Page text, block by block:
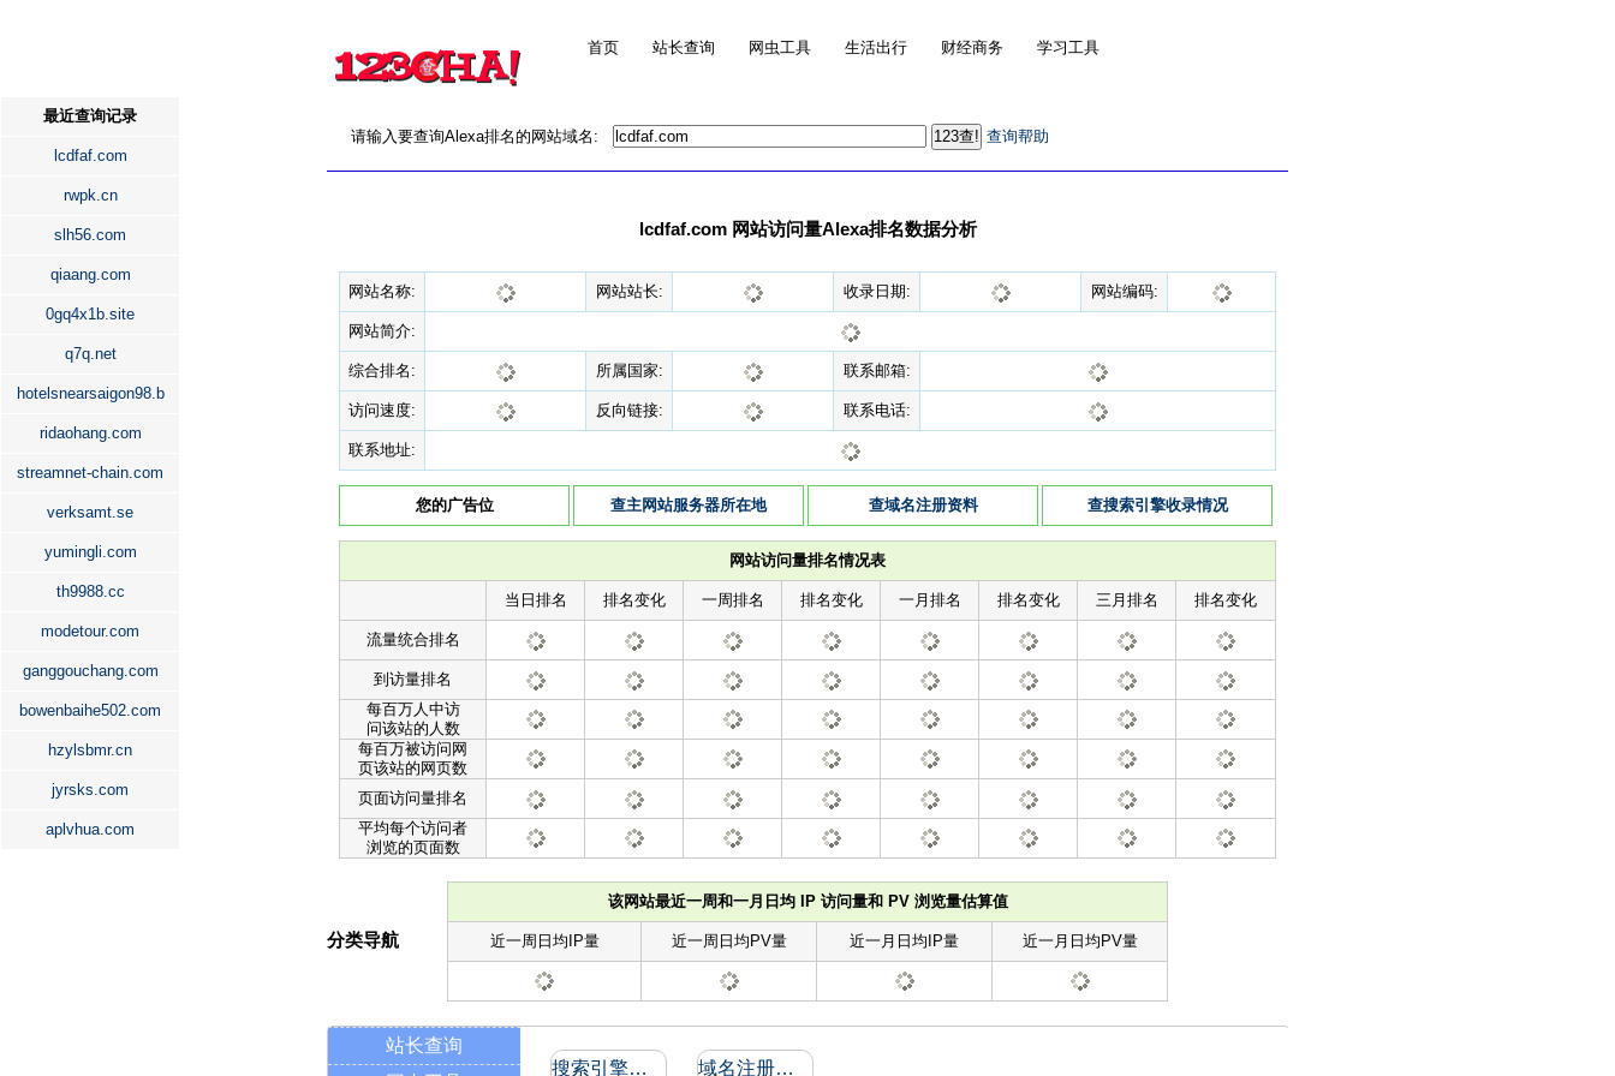
首页 站长查询 网虫工具 生活出行 财经商务 学习工具
最近查询记录
lcdfaf.com
rwpk.cn
slh56.com
qiaang.com
0gq4x1b.site
q7q.net
hotelsnearsaigon98.b
ridaohang.com
streamnet-chain.com
verksamt.se
yumingli.com
th9988.cc
modetour.com
ganggouchang.com
bowenbaihe502.com
hzylsbmr.cn
jyrsks.com
aplvhua.com
请输入要查询Alexa排名的网站域名: 查询帮助
lcdfaf.com 网站访问量Alexa排名数据分析
网站名称: 网站站长: 收录日期: 网站编码:
网站简介:
综合排名: 所属国家: 联系邮箱:
访问速度: 反向链接: 联系电话:
联系地址:
您的广告位 查主网站服务器所在地 查域名注册资料 查搜索引擎收录情况
网站访问量排名情况表
当日排名 排名变化 一周排名 排名变化 一月排名 排名变化 三月排名 排名变化
流量统合排名
到访量排名
每百万人中访
问该站的人数
每百万被访问网
页该站的网页数
页面访问量排名
平均每个访问者
浏览的页面数
该网站最近一周和一月日均 IP 访问量和 PV 浏览量估算值
近一周日均IP量 近一周日均PV量 近一月日均IP量 近一月日均PV量
分类导航
站长查询
搜索引擎收录和反向链接 域名注册信息